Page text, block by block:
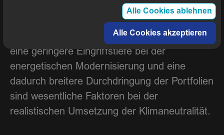
CO2-Reduktion im Gebäudesektor“
bereits umgestellt oder sind dabei dies zu tun.
Defossilierung im Heizungskeller sowie
eine geringere Eingriffstiefe bei der
energetischen Modernisierung und eine
dadurch breitere Durchdringung der Portfolien
sind wesentliche Faktoren bei der
realistischen Umsetzung der Klimaneutralität.
Alle Cookies ablehnen
Alle Cookies akzeptieren